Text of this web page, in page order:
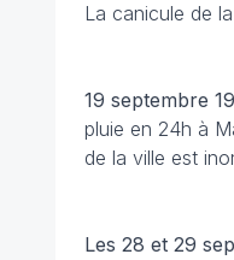
La canicule de
19 septembre
pluie en 24h à
de la ville est
Les 28 et 29